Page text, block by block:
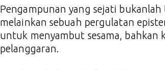
Pengampunan yang sejati
melainkan sebuah pergulatan
untuk menyambut sesama, bahkan
pelanggaran.